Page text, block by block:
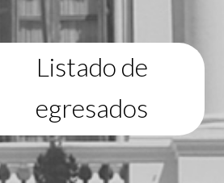
Listado de
egresados